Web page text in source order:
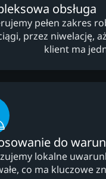
obsługa
pełen zakres
przez niwelację,
klient ma
do
lokalne
co ma kluczowe